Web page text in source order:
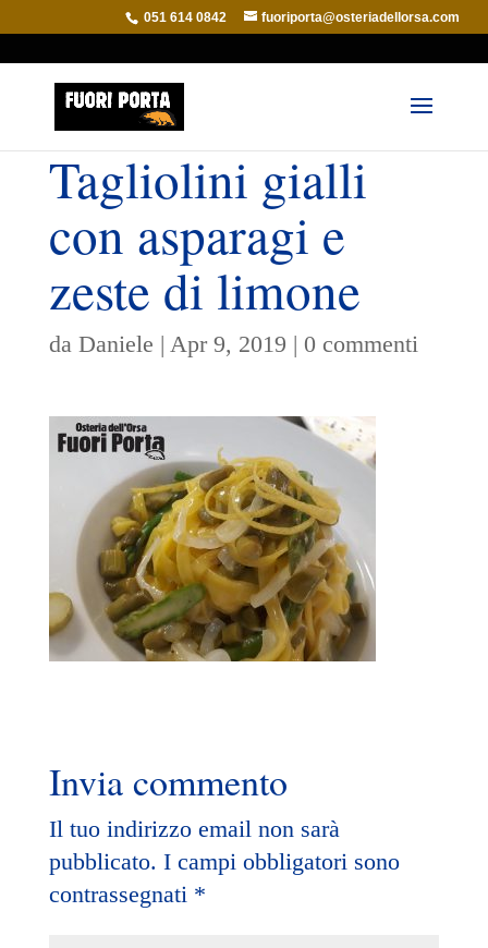
051 614 0842 fuoriporta@osteriadellorsa.com
Tagliolini gialli
con asparagi e
zeste di limone
da Daniele | Apr 9, 2019 | 0 commenti
Invia commento
Il tuo indirizzo email non sarà
pubblicato. I campi obbligatori sono
contrassegnati *